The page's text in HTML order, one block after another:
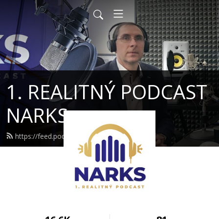
1. REALITNÝ PODCAST
NARKS
https://feed.podbean.com/narks/feed.xml